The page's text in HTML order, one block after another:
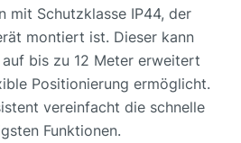
mit Schutzklasse IP44, der
montiert ist. Dieser kann
bis zu 12 Meter erweitert
Positionierung ermöglicht.
vereinfacht die schnelle
Funktionen.